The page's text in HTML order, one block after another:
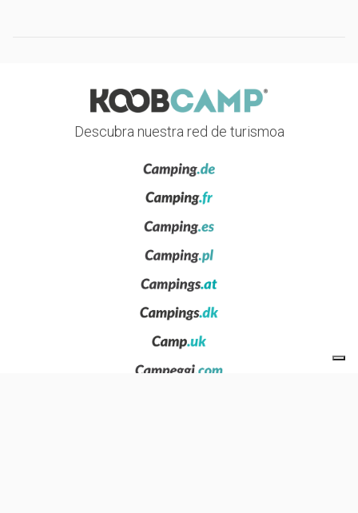
Descubra nuestra red de turismoa